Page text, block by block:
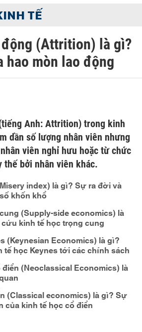
TẾ
động (Attrition) là gì?
hao mòn lao động
Anh: Attrition) trong kinh
dần số lượng nhân viên nhưng
viên nghỉ hưu hoặc từ chức
thế bởi nhân viên khác.
index) là gì? Sự ra đời và
khốn khổ
(Supply-side economics) là
kinh tế học trọng cung
(Keynesian Economics) là gì?
tế học Keynes tới các chính sách
(Neoclassical Economics) là
(Classical economics) là gì? Sự
của kinh tế học cổ điển